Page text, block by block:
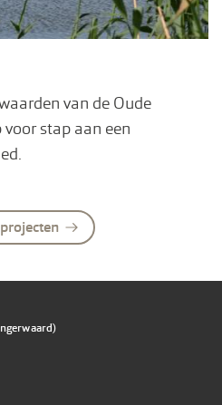
van de Oude
stap aan een